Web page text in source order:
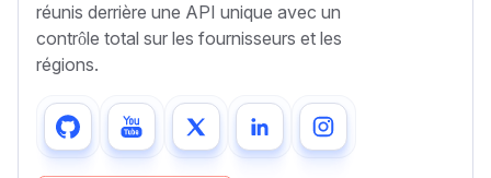
réunis derrière une API unique avec un
contrôle total sur les fournisseurs et les
régions.